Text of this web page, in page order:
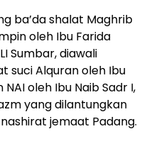
ba’da shalat Maghrib
oleh Ibu Farida
Sumbar, diawali
suci Alquran oleh Ibu
oleh Ibu Naib Sadr I,
yang dilantungkan
jemaat Padang.